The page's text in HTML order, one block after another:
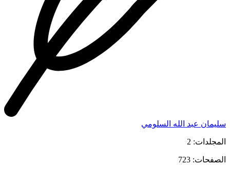
سليمان عبد الله السلومي
المجلدات: 2
الصفحات: 723